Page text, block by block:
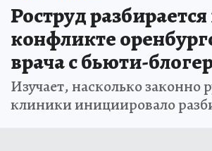
Роструд разбирается
конфликте
врача с бьюти-
Изучает, насколько законно
клиники инициировало